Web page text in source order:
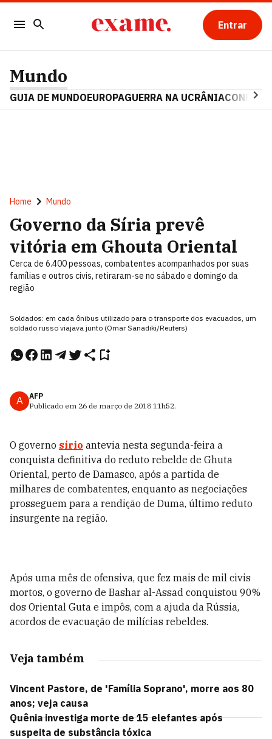
Entrar
Mundo
GUIA DE MUNDOEUROPAGUERRA NA UCRÂNIA
Home Mundo
Governo da Síria prevê
vitória em Ghouta Oriental
Cerca de 6.400 pessoas, combatentes acompanhados por suas
famílias e outros civis, retiraram-se no sábado e domingo da
região
Soldados: em cada ônibus utilizado para o transporte dos evacuados, um
soldado russo viajava junto (Omar Sanadiki/Reuters)
A
AFP
Publicado em 26 de março de 2018 11h52.
O governo sírio antevia nesta segunda-feira a
conquista definitiva do reduto rebelde de Ghuta
Oriental, perto de Damasco, após a partida de
milhares de combatentes, enquanto as negociações
prosseguem para a rendição de Duma, último reduto
insurgente na região.
Após uma mês de ofensiva, que fez mais de mil civis
mortos, o governo de Bashar al-Assad conquistou 90%
dos Oriental Guta e impôs, com a ajuda da Rússia,
acordos de evacuação de milícias rebeldes.
Veja também
Vincent Pastore, de 'Família Soprano', morre aos 80
anos; veja causa
Quênia investiga morte de 15 elefantes após
suspeita de substância tóxica